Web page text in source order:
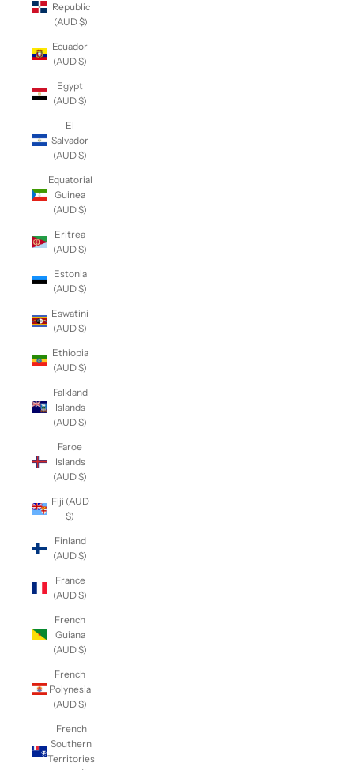
Republic
(AUD $)
Ecuador
(AUD $)
Egypt
(AUD $)
El
Salvador
(AUD $)
Equatorial
Guinea
(AUD $)
Eritrea
(AUD $)
Estonia
(AUD $)
Eswatini
(AUD $)
Ethiopia
(AUD $)
Falkland
Islands
(AUD $)
Faroe
Islands
(AUD $)
Fiji (AUD
$)
Finland
(AUD $)
France
(AUD $)
French
Guiana
(AUD $)
French
Polynesia
(AUD $)
French
Southern
Territories